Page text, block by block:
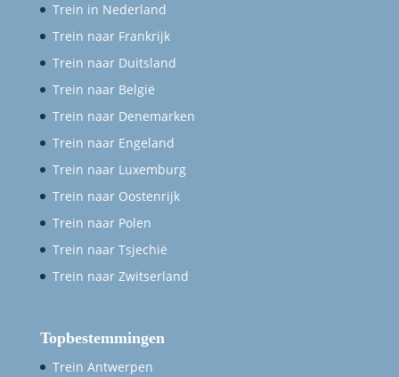
Trein in Nederland
Trein naar Frankrijk
Trein naar Duitsland
Trein naar België
Trein naar Denemarken
Trein naar Engeland
Trein naar Luxemburg
Trein naar Oostenrijk
Trein naar Polen
Trein naar Tsjechië
Trein naar Zwitserland
Topbestemmingen
Trein Antwerpen